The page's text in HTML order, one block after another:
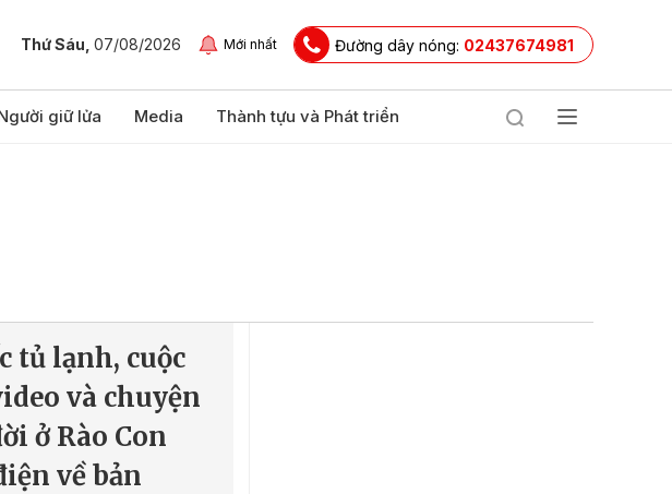
Thứ Sáu, 07/08/2026 Mới nhất Đường dây nóng: 02437674981
giữ lửa Media Thành tựu và Phát triển
tủ lạnh, cuộc
và chuyện
ở Rào Con
về bản